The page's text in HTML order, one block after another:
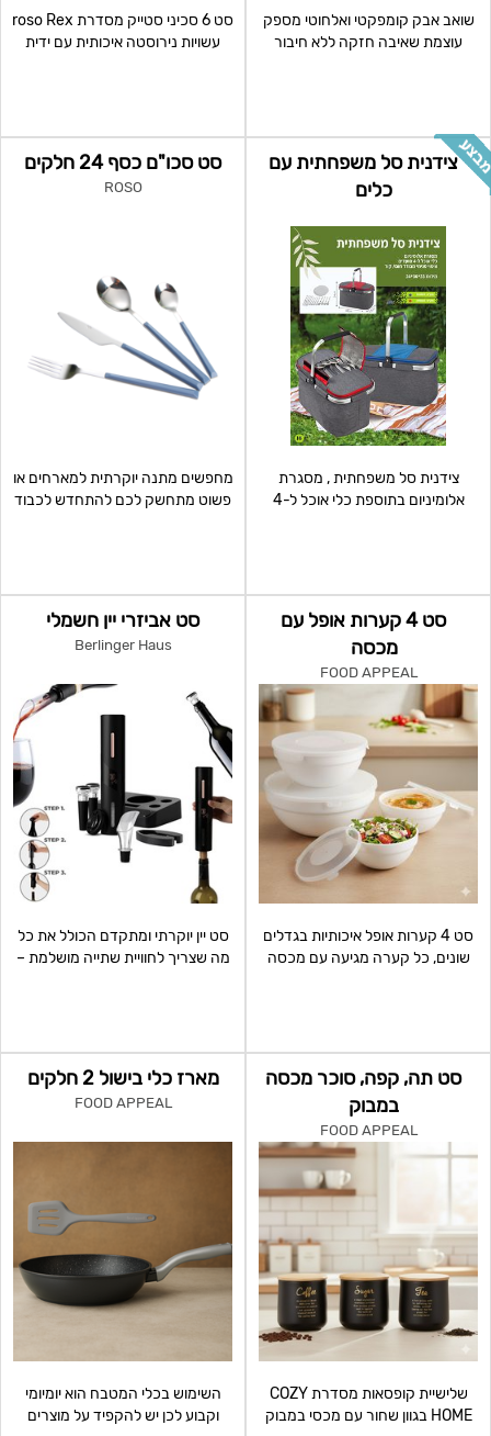
שואב אבק קומפקטי ואלחוטי מספק
עוצמת שאיבה חזקה ללא חיבור
סט 6 סכיני סטייק מסדרת roso Rex
עשויות נירוסטה איכותית עם ידית
צידנית סל משפחתית עם
כלים
צידנית סל משפחתית , מסגרת
אלומיניום בתוספת כלי אוכל ל-4
סט סכו"ם כסף 24 חלקים
ROSO
מחפשים מתנה יוקרתית למארחים או
פשוט מתחשק לכם להתחדש לכבוד
סט 4 קערות אופל עם
מכסה
FOOD APPEAL
סט 4 קערות אופל איכותיות בגדלים
שונים, כל קערה מגיעה עם מכסה
סט אביזרי יין חשמלי
Berlinger Haus
סט יין יוקרתי ומתקדם הכולל את כל
מה שצריך לחוויית שתייה מושלמת –
סט תה, קפה, סוכר מכסה
במבוק
FOOD APPEAL
שלישיית קופסאות מסדרת COZY
HOME בגוון שחור עם מכסי במבוק
מארז כלי בישול 2 חלקים
FOOD APPEAL
השימוש בכלי המטבח הוא יומיומי
וקבוע לכן יש להקפיד על מוצרים